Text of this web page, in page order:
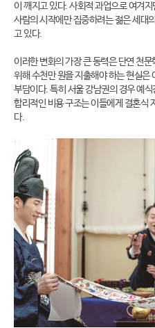
이 깨지고 있다. 사회적 과업으로 여겨
사람의 시작에만 집중하려는 젊은 세대
고 있다.
이러한 변화의 가장 큰 동력은 단연 천
위해 수천만 원을 지출해야 하는 현실은
부담이다. 특히 서울 강남권의 경우 예
합리적인 비용 구조는 이들에게 결혼식
다.